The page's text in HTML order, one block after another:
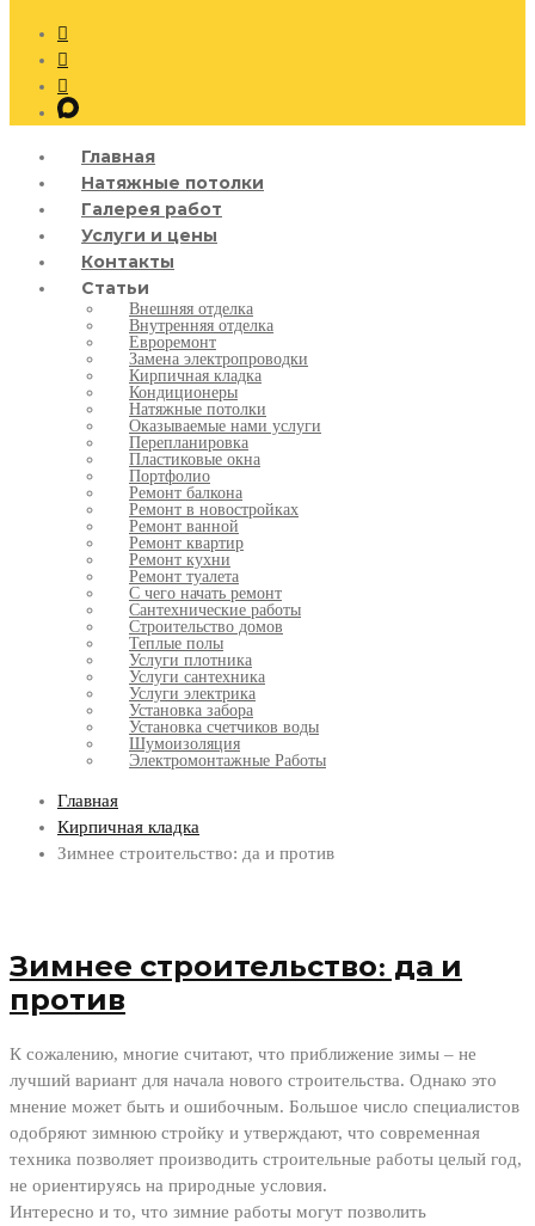
Главная
Натяжные потолки
Галерея работ
Услуги и цены
Контакты
Статьи
Внешняя отделка
Внутренняя отделка
Евроремонт
Замена электропроводки
Кирпичная кладка
Кондиционеры
Натяжные потолки
Оказываемые нами услуги
Перепланировка
Пластиковые окна
Портфолио
Ремонт балкона
Ремонт в новостройках
Ремонт ванной
Ремонт квартир
Ремонт кухни
Ремонт туалета
С чего начать ремонт
Сантехнические работы
Строительство домов
Теплые полы
Услуги плотника
Услуги сантехника
Услуги электрика
Установка забора
Установка счетчиков воды
Шумоизоляция
Электромонтажные Работы
Главная
Кирпичная кладка
Зимнее строительство: да и против
Зимнее строительство: да и
против
К сожалению, многие считают, что приближение зимы – не
лучший вариант для начала нового строительства. Однако это
мнение может быть и ошибочным. Большое число специалистов
одобряют зимнюю стройку и утверждают, что современная
техника позволяет производить строительные работы целый год,
не ориентируясь на природные условия.
Интересно и то, что зимние работы могут позволить